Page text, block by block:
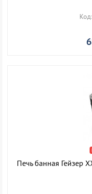
Печь банная Гейзер